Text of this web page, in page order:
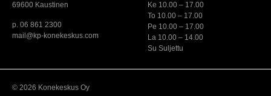
69600 Kaustinen
p. 06 861 2300
mail@kp-konekeskus.com
Ke 10.00 – 17.00
To 10.00 – 17.00
Pe 10.00 – 17.00
La 10.00 – 14.00
Su Suljettu
© 2026 Konekeskus Oy